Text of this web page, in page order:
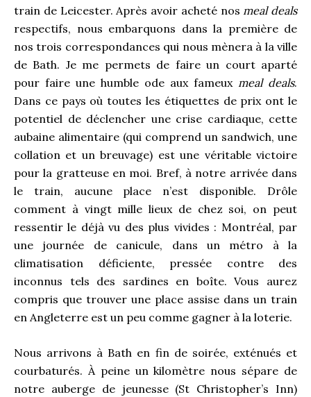
train de Leicester. Après avoir acheté nos meal deals
respectifs, nous embarquons dans la première de
nos trois correspondances qui nous mènera à la ville
de Bath. Je me permets de faire un court aparté
pour faire une humble ode aux fameux meal deals.
Dans ce pays où toutes les étiquettes de prix ont le
potentiel de déclencher une crise cardiaque, cette
aubaine alimentaire (qui comprend un sandwich, une
collation et un breuvage) est une véritable victoire
pour la gratteuse en moi. Bref, à notre arrivée dans
le train, aucune place n’est disponible. Drôle
comment à vingt mille lieux de chez soi, on peut
ressentir le déjà vu des plus vivides : Montréal, par
une journée de canicule, dans un métro à la
climatisation déficiente, pressée contre des
inconnus tels des sardines en boîte. Vous aurez
compris que trouver une place assise dans un train
en Angleterre est un peu comme gagner à la loterie.
Nous arrivons à Bath en fin de soirée, exténués et
courbaturés. À peine un kilomètre nous sépare de
notre auberge de jeunesse (St Christopher’s Inn)